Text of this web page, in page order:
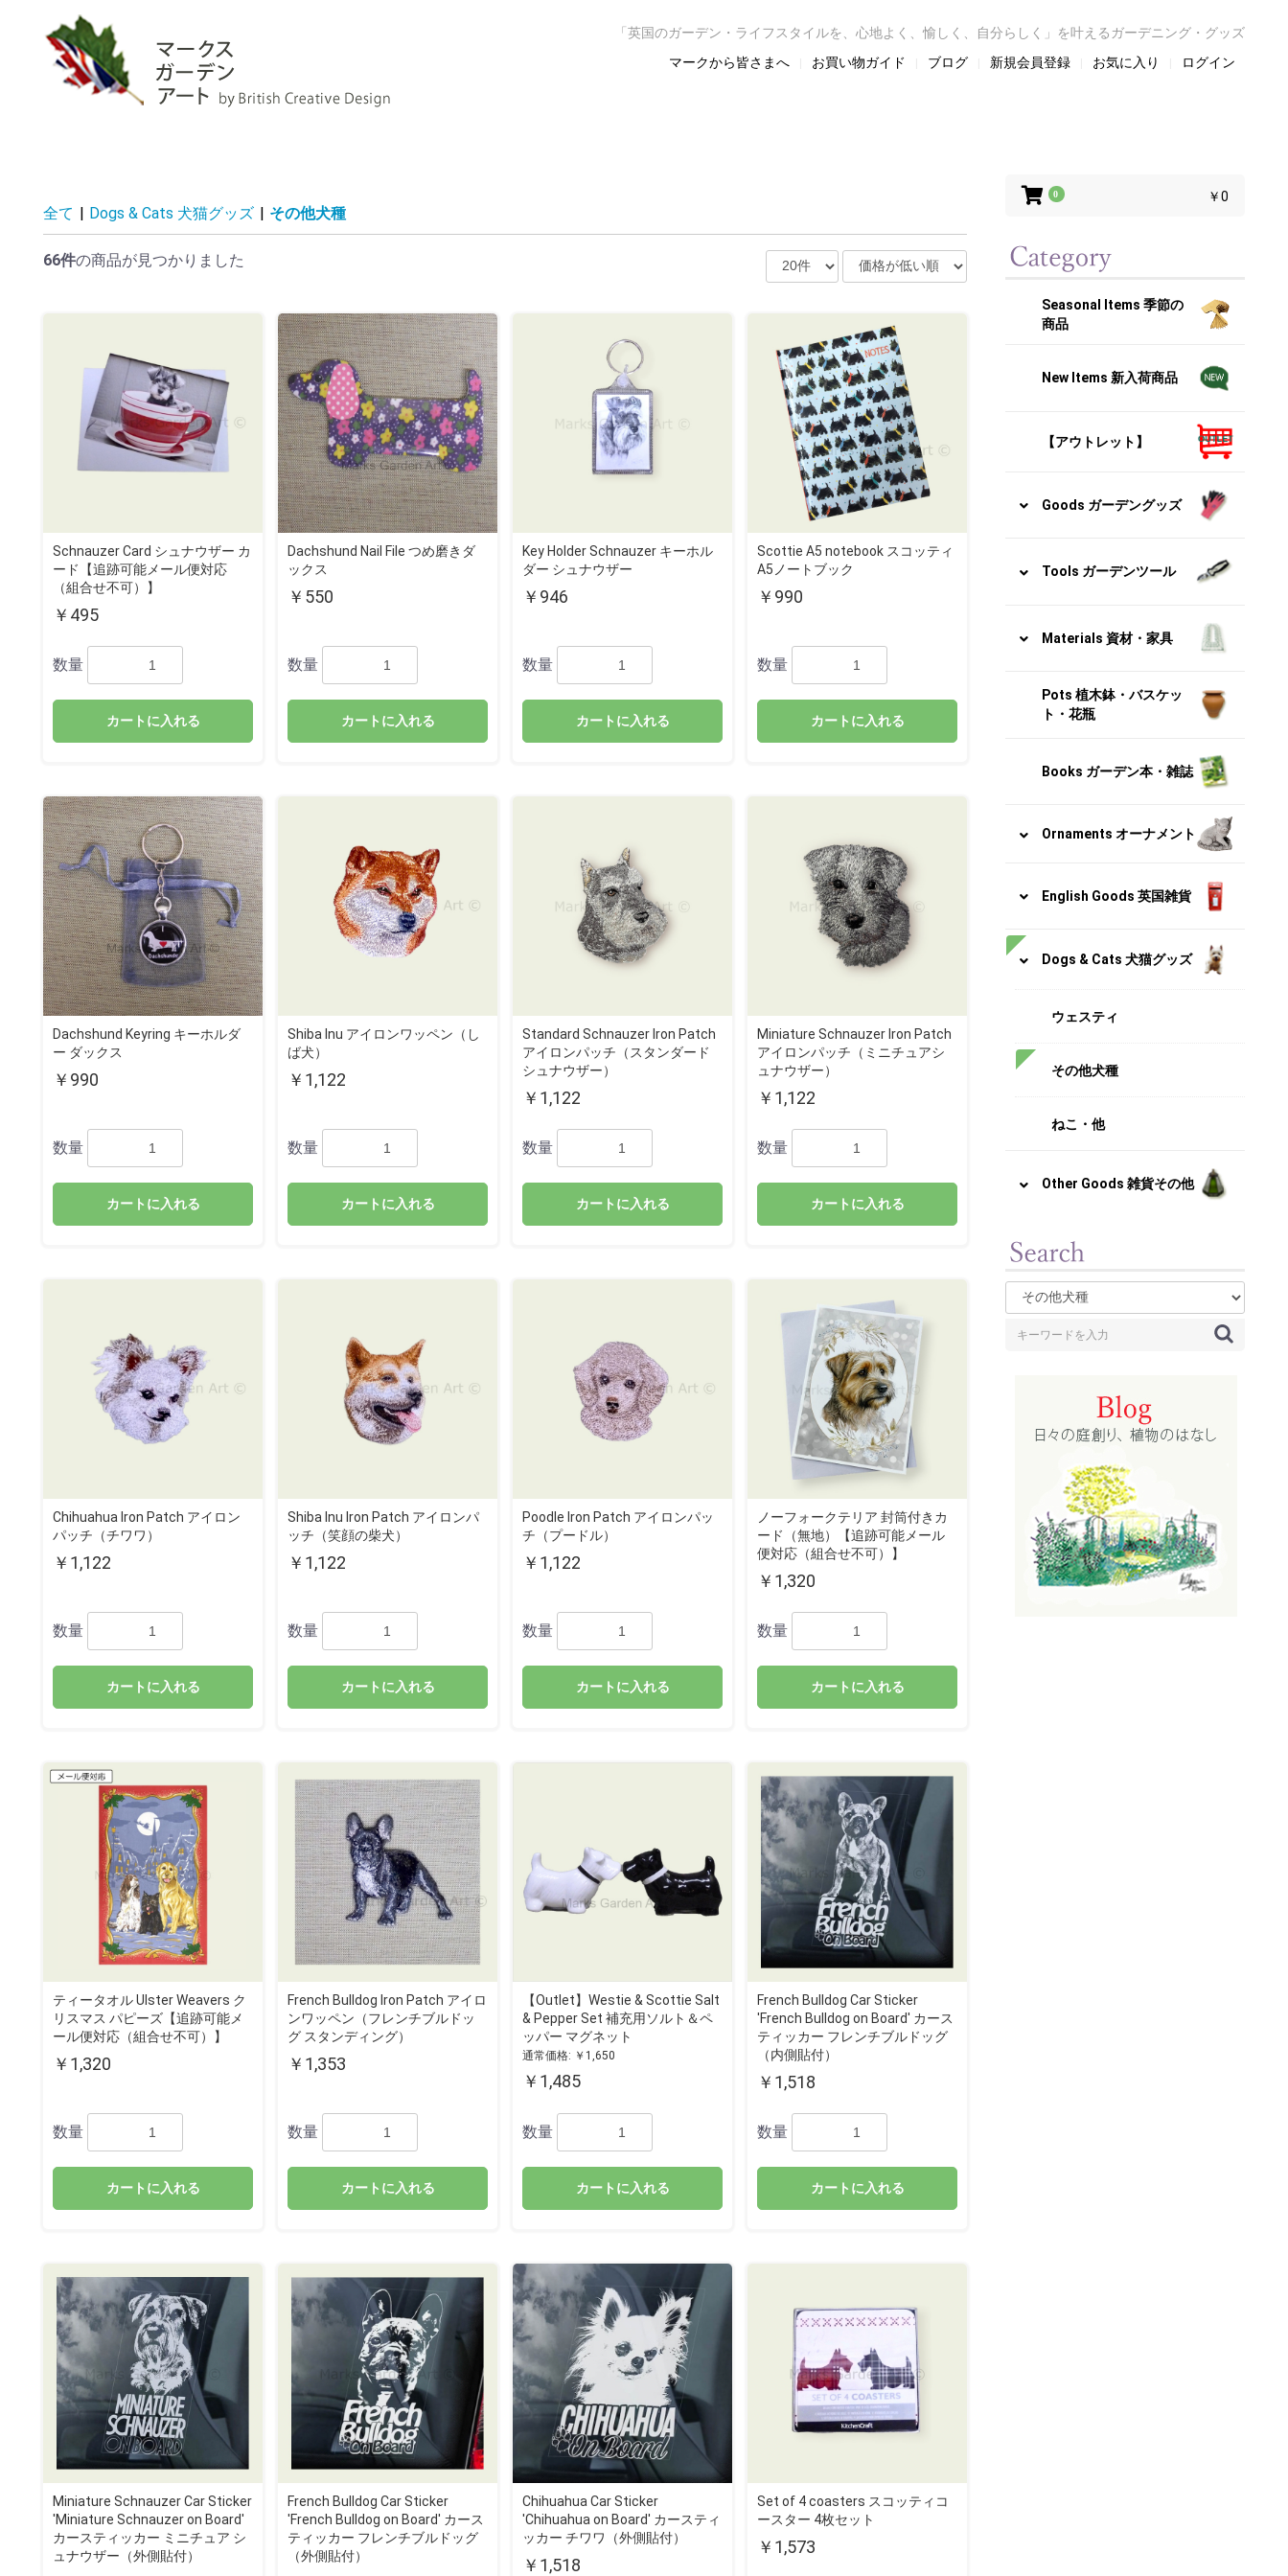
「英国のガーデン・ライフスタイルを、心地よく、愉しく、自分らしく」を叶えるガーデニング・グッズ
マークから皆さまへ
お買い物ガイド ブログ 新規会員登録 お気に入り ログイン
全て | Dogs & Cats 犬猫グッズ | その他犬種
66件の商品が見つかりました
Schnauzer Card シュナウザー カ
ード【追跡可能メール便対応
（組合せ不可）】
￥495
数量
カートに入れる
Dachshund Nail File つめ磨きダ
ックス
￥550
数量
カートに入れる
Key Holder Schnauzer キーホル
ダー シュナウザー
￥946
数量
カートに入れる
Scottie A5 notebook スコッティ
A5ノートブック
￥990
数量
カートに入れる
Dachshund Keyring キーホルダ
ー ダックス
￥990
数量
カートに入れる
Shiba Inu アイロンワッペン（し
ば犬）
￥1,122
数量
カートに入れる
Standard Schnauzer Iron Patch
アイロンパッチ（スタンダード
シュナウザー）
￥1,122
数量
カートに入れる
Miniature Schnauzer Iron Patch
アイロンパッチ（ミニチュアシ
ュナウザー）
￥1,122
数量
カートに入れる
Chihuahua Iron Patch アイロン
パッチ（チワワ）
￥1,122
数量
カートに入れる
Shiba Inu Iron Patch アイロンパ
ッチ（笑顔の柴犬）
￥1,122
数量
カートに入れる
Poodle Iron Patch アイロンパッ
チ（プードル）
￥1,122
数量
カートに入れる
ノーフォークテリア 封筒付きカ
ード（無地）【追跡可能メール
便対応（組合せ不可）】
￥1,320
数量
カートに入れる
ティータオル Ulster Weavers ク
リスマス パピーズ【追跡可能メ
ール便対応（組合せ不可）】
￥1,320
数量
カートに入れる
French Bulldog Iron Patch アイロ
ンワッペン（フレンチブルドッ
グ スタンディング）
￥1,353
数量
カートに入れる
【Outlet】Westie & Scottie Salt
& Pepper Set 補充用ソルト＆ペ
ッパー マグネット
通常価格: ￥1,650
￥1,485
数量
カートに入れる
French Bulldog Car Sticker
'French Bulldog on Board' カース
ティッカー フレンチブルドッグ
（内側貼付）
￥1,518
数量
カートに入れる
Miniature Schnauzer Car Sticker
'Miniature Schnauzer on Board'
カースティッカー ミニチュア シ
ュナウザー（外側貼付）
French Bulldog Car Sticker
'French Bulldog on Board' カース
ティッカー フレンチブルドッグ
（外側貼付）
Chihuahua Car Sticker
'Chihuahua on Board' カースティ
ッカー チワワ（外側貼付）
￥1,518
Set of 4 coasters スコッティコ
ースター 4枚セット
￥1,573
0 ￥0
Seasonal Items 季節の
商品
New Items 新入荷商品
【アウトレット】
Goods ガーデングッズ
Tools ガーデンツール
Materials 資材・家具
Pots 植木鉢・バスケッ
ト・花瓶
Books ガーデン本・雑誌
Ornaments オーナメント
English Goods 英国雑貨
Dogs & Cats 犬猫グッズ
ウェスティ
その他犬種
ねこ・他
Other Goods 雑貨その他